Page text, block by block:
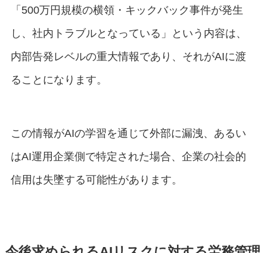
「500万円規模の横領・キックバック事件が発生
し、社内トラブルとなっている」という内容は、
内部告発レベルの重大情報であり、それがAIに渡
ることになります。
この情報がAIの学習を通じて外部に漏洩、あるい
はAI運用企業側で特定された場合、企業の社会的
信用は失墜する可能性があります。